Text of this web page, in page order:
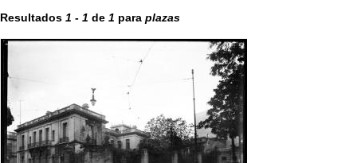
Resultados 1 - 1 de 1 para plazas